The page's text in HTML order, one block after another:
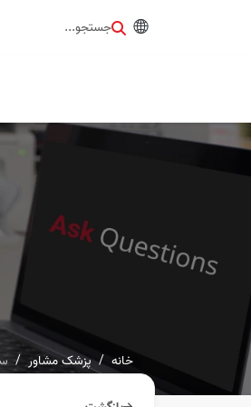
جستجو...
خانه پزشک مشاور